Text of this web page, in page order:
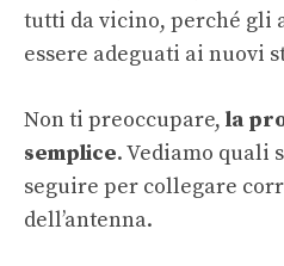
tutti da vicino, perché gli
essere adeguati ai nuovi
Non ti preoccupare, la
semplice. Vediamo quali
seguire per collegare
dell’antenna.